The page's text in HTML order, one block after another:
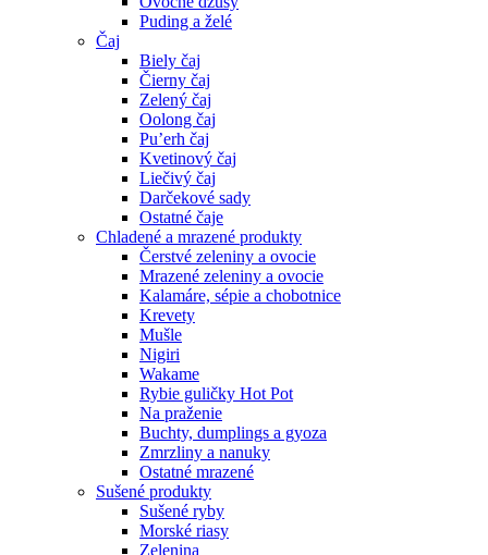
Puding a želé
Čaj
Biely čaj
Čierny čaj
Zelený čaj
Oolong čaj
Pu’erh čaj
Kvetinový čaj
Liečivý čaj
Darčekové sady
Ostatné čaje
Chladené a mrazené produkty
Čerstvé zeleniny a ovocie
Mrazené zeleniny a ovocie
Kalamáre, sépie a chobotnice
Krevety
Mušle
Nigiri
Wakame
Rybie guličky Hot Pot
Na praženie
Buchty, dumplings a gyoza
Zmrzliny a nanuky
Ostatné mrazené
Sušené produkty
Sušené ryby
Morské riasy
Zelenina